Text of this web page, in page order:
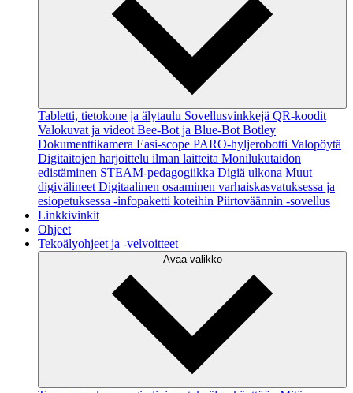
Tabletti, tietokone ja älytaulu Sovellusvinkkejä QR-koodit
Valokuvat ja videot Bee-Bot ja Blue-Bot Botley
Dokumenttikamera Easi-scope PARO-hyljerobotti Valopöytä
Digitaitojen harjoittelu ilman laitteita Monilukutaidon
edistäminen STEAM-pedagogiikka Digiä ulkona Muut
digivälineet Digitaalinen osaaminen varhaiskasvatuksessa ja
esiopetuksessa -infopaketti koteihin Piirtoväännin -sovellus
Linkkivinkit
Ohjeet
Tekoälyohjeet ja -velvoitteet
Avaa valikko